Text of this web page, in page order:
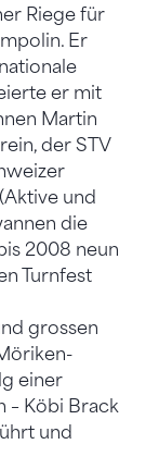
Riege für
Er
er mit
Martin
der STV
und
die
2008 neun
Turnfest
grossen
einer
– Köbi Brack
und